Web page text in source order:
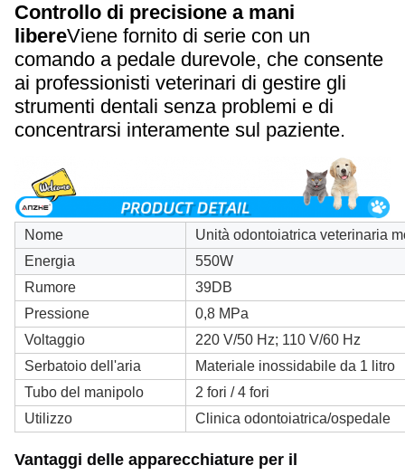
Controllo di precisione a mani
libereViene fornito di serie con un
comando a pedale durevole, che consente
ai professionisti veterinari di gestire gli
strumenti dentali senza problemi e di
concentrarsi interamente sul paziente.
Nome
Unità odontoiatrica veterinaria
Energia
550W
Rumore
39DB
Pressione
0,8 MPa
Voltaggio
220 V/50 Hz; 110 V/60 Hz
Serbatoio dell'aria
Materiale inossidabile da 1 litro
Tubo del manipolo
2 fori / 4 fori
Utilizzo
Clinica odontoiatrica/ospedale
Vantaggi delle apparecchiature per il